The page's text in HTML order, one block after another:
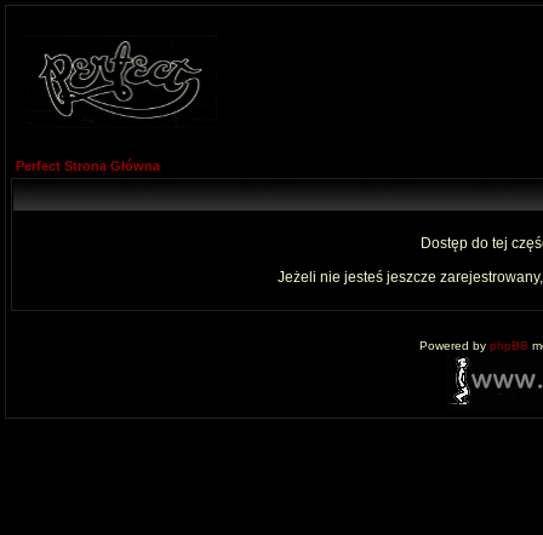
Perfect Strona Główna
Dostęp do tej
Jeżeli nie jesteś jeszcze
Powered by phpBB